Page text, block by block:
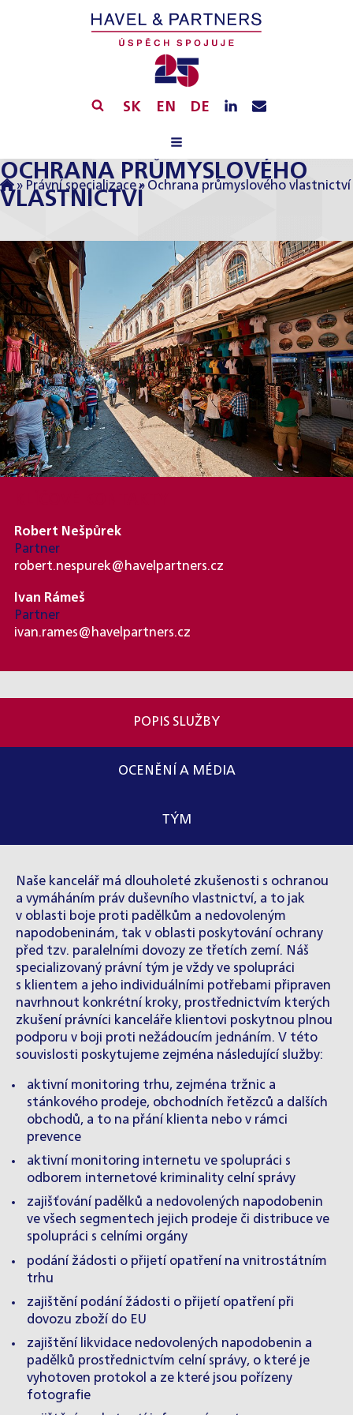
SK EN DE
» Právní specializace» Ochrana průmyslového vlastnictví
OCHRANA PRŮMYSLOVÉHO
VLASTNICTVÍ
Robert Nešpůrek
Partner
robert.nespurek@havelpartners.cz
Ivan Rámeš
Partner
ivan.rames@havelpartners.cz
POPIS SLUŽBY
OCENĚNÍ A MÉDIA
TÝM
Naše kancelář má dlouholeté zkušenosti s ochranou
a vymáháním práv duševního vlastnictví, a to jak
v oblasti boje proti padělkům a nedovoleným
napodobeninám, tak v oblasti poskytování ochrany
před tzv. paralelními dovozy ze třetích zemí. Náš
specializovaný právní tým je vždy ve spolupráci
s klientem a jeho individuálními potřebami připraven
navrhnout konkrétní kroky, prostřednictvím kterých
zkušení právníci kanceláře klientovi poskytnou plnou
podporu v boji proti nežádoucím jednáním. V této
souvislosti poskytujeme zejména následující služby:
aktivní monitoring trhu, zejména tržnic a
stánkového prodeje, obchodních řetězců a dalších
obchodů, a to na přání klienta nebo v rámci
prevence
aktivní monitoring internetu ve spolupráci s
odborem internetové kriminality celní správy
zajišťování padělků a nedovolených napodobenin
ve všech segmentech jejich prodeje či distribuce ve
spolupráci s celními orgány
podání žádosti o přijetí opatření na vnitrostátním
trhu
zajištění podání žádosti o přijetí opatření při
dovozu zboží do EU
zajištění likvidace nedovolených napodobenin a
padělků prostřednictvím celní správy, o které je
vyhotoven protokol a ze které jsou pořízeny
fotografie